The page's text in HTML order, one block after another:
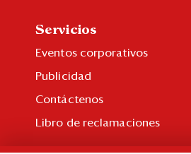
Servicios
Eventos corporativos
Publicidad
Contáctenos
Libro de reclamaciones